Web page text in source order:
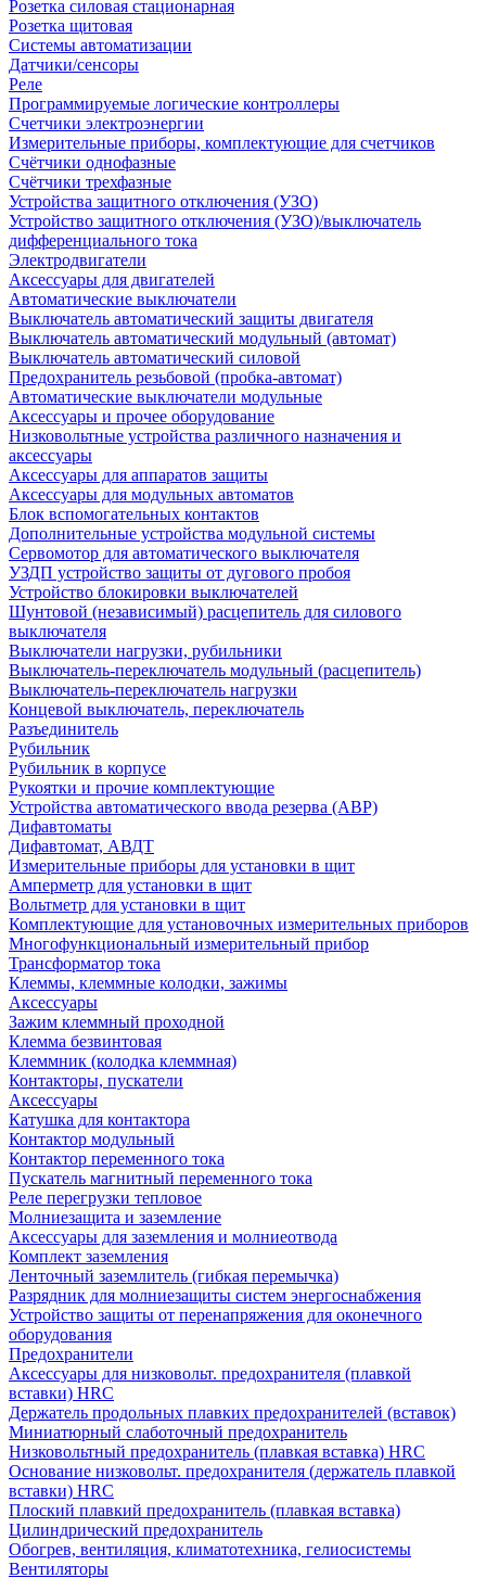
Розетка силовая стационарная
Розетка щитовая
Системы автоматизации
Датчики/сенсоры
Реле
Программируемые логические контроллеры
Счетчики электроэнергии
Измерительные приборы, комплектующие для счетчиков
Счётчики однофазные
Счётчики трехфазные
Устройства защитного отключения (УЗО)
Устройство защитного отключения (УЗО)/выключатель
дифференциального тока
Электродвигатели
Аксессуары для двигателей
Автоматические выключатели
Выключатель автоматический защиты двигателя
Выключатель автоматический модульный (автомат)
Выключатель автоматический силовой
Предохранитель резьбовой (пробка-автомат)
Автоматические выключатели модульные
Аксессуары и прочее оборудование
Низковольтные устройства различного назначения и
аксессуары
Аксессуары для аппаратов защиты
Аксессуары для модульных автоматов
Блок вспомогательных контактов
Дополнительные устройства модульной системы
Сервомотор для автоматического выключателя
УЗДП устройство защиты от дугового пробоя
Устройство блокировки выключателей
Шунтовой (независимый) расцепитель для силового
выключателя
Выключатели нагрузки, рубильники
Выключатель-переключатель модульный (расцепитель)
Выключатель-переключатель нагрузки
Концевой выключатель, переключатель
Разъединитель
Рубильник
Рубильник в корпусе
Рукоятки и прочие комплектующие
Устройства автоматического ввода резерва (АВР)
Дифавтоматы
Дифавтомат, АВДТ
Измерительные приборы для установки в щит
Амперметр для установки в щит
Вольтметр для установки в щит
Комплектующие для установочных измерительных приборов
Многофункциональный измерительный прибор
Трансформатор тока
Клеммы, клеммные колодки, зажимы
Аксессуары
Зажим клеммный проходной
Клемма безвинтовая
Клеммник (колодка клеммная)
Контакторы, пускатели
Аксессуары
Катушка для контактора
Контактор модульный
Контактор переменного тока
Пускатель магнитный переменного тока
Реле перегрузки тепловое
Молниезащита и заземление
Аксессуары для заземления и молниеотвода
Комплект заземления
Ленточный заземлитель (гибкая перемычка)
Разрядник для молниезащиты систем энергоснабжения
Устройство защиты от перенапряжения для оконечного
оборудования
Предохранители
Аксессуары для низковольт. предохранителя (плавкой
вставки) HRC
Держатель продольных плавких предохранителей (вставок)
Миниатюрный слаботочный предохранитель
Низковольтный предохранитель (плавкая вставка) HRC
Основание низковольт. предохранителя (держатель плавкой
вставки) HRC
Плоский плавкий предохранитель (плавкая вставка)
Цилиндрический предохранитель
Обогрев, вентиляция, климатотехника, гелиосистемы
Вентиляторы